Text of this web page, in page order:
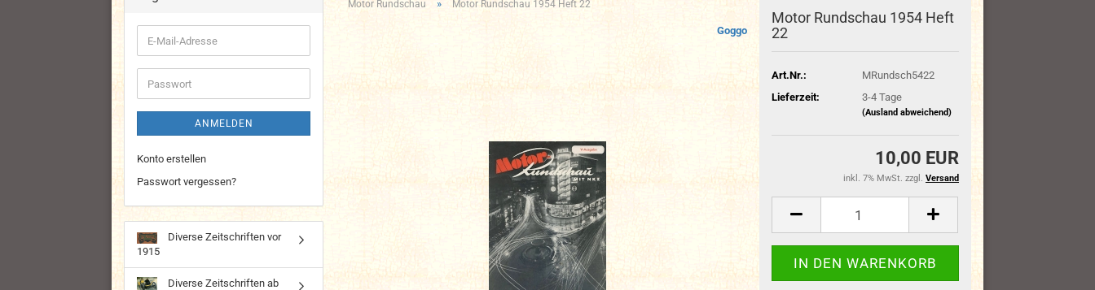
Motor Rundschau » Motor Rundschau 1954 Heft 22
Goggo
Motor Rundschau 1954 Heft
22
Art.Nr.:
MRundsch5422
Lieferzeit:
3-4 Tage
(Ausland abweichend)
10,00 EUR
inkl. 7% MwSt. zzgl. Versand
E-
Mail-
Adresse
Passwort
ANMELDEN
Konto erstellen
Passwort vergessen?
Diverse Zeitschriften vor
1915
Diverse Zeitschriften ab